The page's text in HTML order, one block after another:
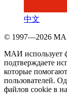
中文
© 1997—2026
МАИ использует
подтверждаете
которые
пользователей.
файлов cookie в